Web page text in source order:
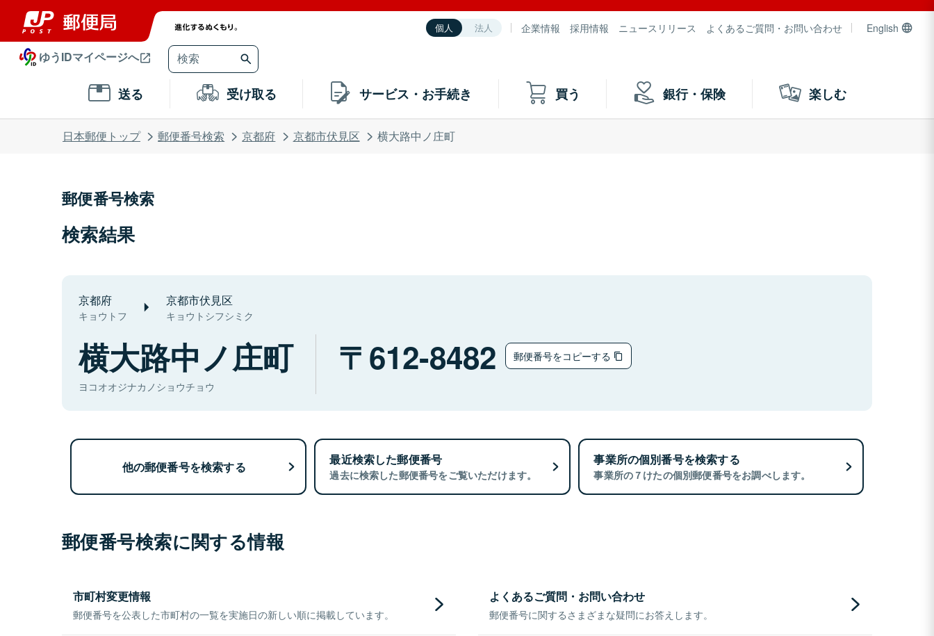
個人 法人 企業情報 採用情報 ニュースリリース よくあるご質問・お問い合わせ English
ゆうIDマイページへ
送る 受け取る サービス・お手続き 買う 銀行・保険 楽しむ
日本郵便トップ 郵便番号検索 京都府 京都市伏見区 横大路中ノ庄町
郵便番号検索
検索結果
京都府
キョウトフ
京都市伏見区
キョウトシフシミク
横大路中ノ庄町
ヨコオオジナカノショウチョウ
612-8482 郵便番号をコピーする
他の郵便番号を検索する 最近検索した郵便番号
過去に検索した郵便番号をご覧いただけます。
事業所の個別番号を検索する
事業所の７けたの個別郵便番号をお調べします。
郵便番号検索に関する情報
市町村変更情報
郵便番号を公表した市町村の一覧を実施日の新しい順に掲載しています。
よくあるご質問・お問い合わせ
郵便番号に関するさまざまな疑問にお答えします。